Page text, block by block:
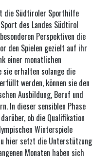
die Südtiroler Sporthilfe
des Landes Südtirol
Perspektiven die
den Spielen gezielt auf ihr
einer monatlichen
erhalten solange die
werden, können sie den
Ausbildung, Beruf und
In dieser sensiblen Phase
ob die Qualifikation
Winterspiele
hier setzt die Unterstützung
Monaten haben sich